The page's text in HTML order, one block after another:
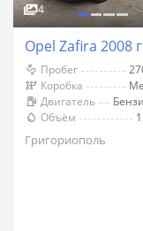
4
Opel Zafira 2008
Пробег
Коробка
Двигатель
Объём
Григориополь